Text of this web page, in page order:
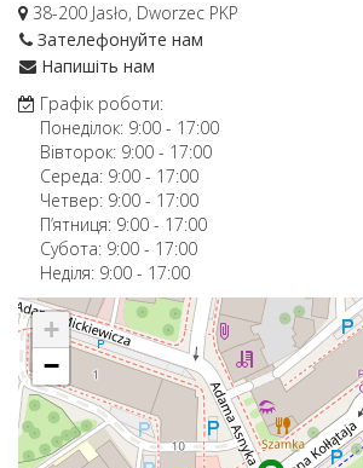
38-200 Jasło, Dworzec PKP
Зателефонуйте нам
Напишіть нам
Графік роботи:
Понеділок: 9:00 - 17:00
Вівторок: 9:00 - 17:00
Середа: 9:00 - 17:00
Четвер: 9:00 - 17:00
П’ятниця: 9:00 - 17:00
Субота: 9:00 - 17:00
Неділя: 9:00 - 17:00
+
−